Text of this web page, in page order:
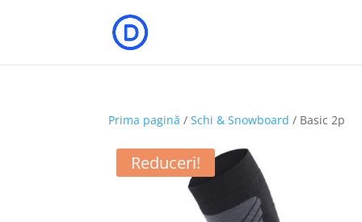
Prima pagină /Schi & Snowboard / Basic 2p
Reduceri!